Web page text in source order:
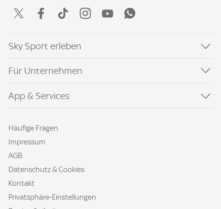
Sky Sport erleben
Für Unternehmen
App & Services
Häufige Fragen
Impressum
AGB
Datenschutz & Cookies
Kontakt
Privatsphäre-Einstellungen